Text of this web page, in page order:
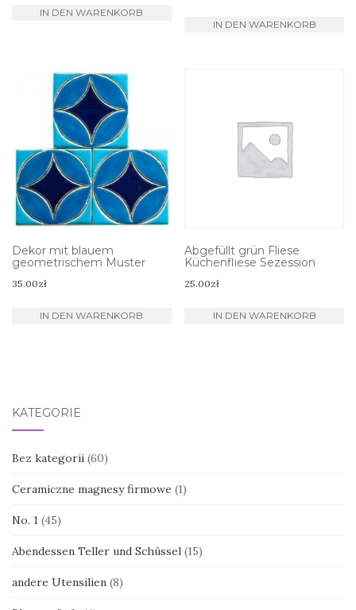
IN DEN WARENKORB
IN DEN WARENKORB
Dekor mit blauem
geometrischem Muster
35.00zł
IN DEN WARENKORB
Abgefüllt grün Fliese
Küchenfliese Sezession
25.00zł
IN DEN WARENKORB
KATEGORIE
Bez kategorii (60)
Ceramiczne magnesy firmowe (1)
No. 1 (45)
Abendessen Teller und Schüssel (15)
andere Utensilien (8)